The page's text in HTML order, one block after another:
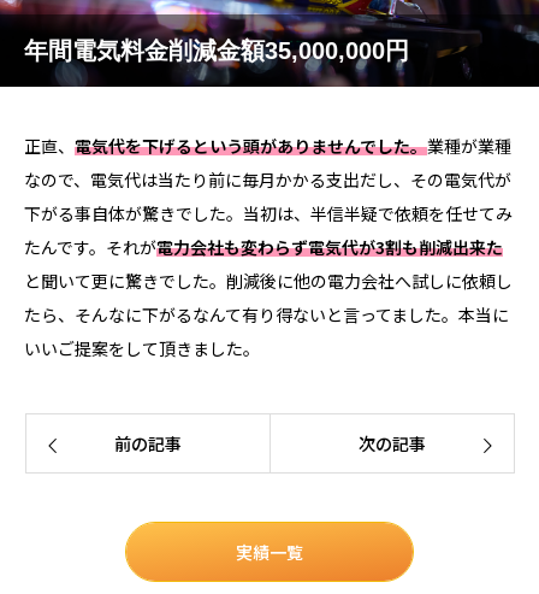
年間電気料金削減金額35,000,000円
正直、 電気代を下げるという頭がありませんでした。業種が業種
なので、電気代は当たり前に毎月かかる支出だし、その電気代が
下がる事自体が驚きでした。当初は、半信半疑で依頼を任せてみ
たんです。それが電力会社も変わらず電気代が3割も削減出来た
と聞いて更に驚きでした。削減後に他の電力会社へ試しに依頼し
たら、そんなに下がるなんて有り得ないと言ってました。本当に
いいご提案をして頂きました。
前の記事 次の記事
実績一覧